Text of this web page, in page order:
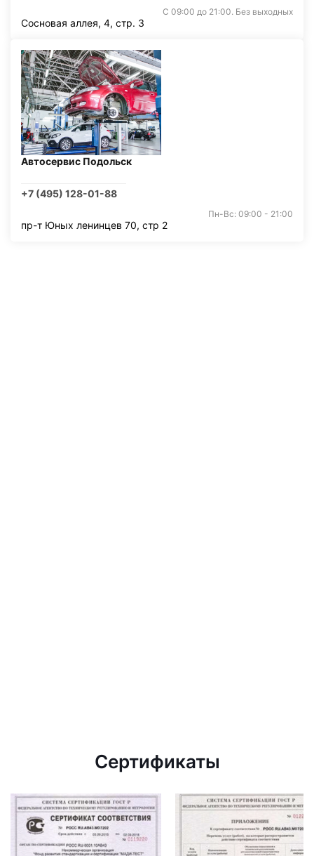
С 09:00 до 21:00. Без выходных
Сосновая аллея, 4, стр. 3
Автосервис Подольск
+7 (495) 128-01-88
Пн-Вс: 09:00 - 21:00
пр-т Юных ленинцев 70, стр 2
Сертификаты